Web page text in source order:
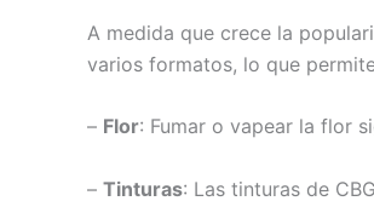
A medida que crece la
varios formatos, lo que
– Flor: Fumar o vapear la flor
– Tinturas: Las tinturas de